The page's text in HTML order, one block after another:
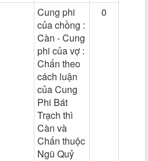
Cung phi
của chồng :
Càn - Cung
phi của vợ :
Chấn theo
cách luận
của Cung
Phi Bát
Trạch thì
Càn và
Chấn thuộc
Ngũ Quỷ
0